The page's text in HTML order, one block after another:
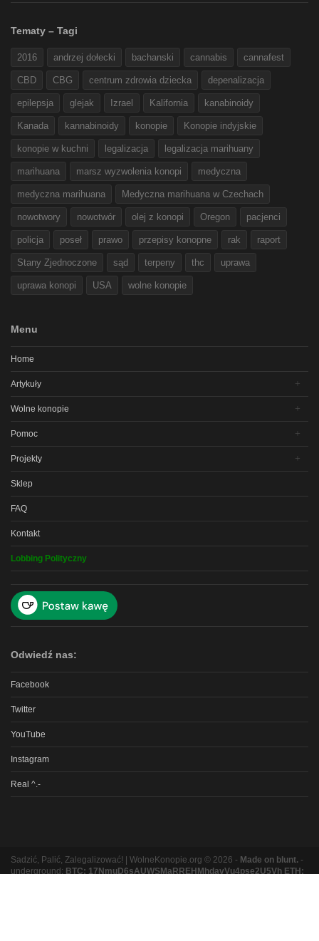
Tematy – Tagi
2016 andrzej dołecki bachanski cannabis cannafest
CBD CBG centrum zdrowia dziecka depenalizacja
epilepsja glejak Izrael Kalifornia kanabinoidy
Kanada kannabinoidy konopie Konopie indyjskie
konopie w kuchni legalizacja legalizacja marihuany
marihuana marsz wyzwolenia konopi medyczna
medyczna marihuana Medyczna marihuana w Czechach
nowotwory nowotwór olej z konopi Oregon pacjenci
policja poseł prawo przepisy konopne rak raport
Stany Zjednoczone sąd terpeny thc uprawa
uprawa konopi USA wolne konopie
Menu
Home
Artykuły
Wolne konopie
Pomoc
Projekty
Sklep
FAQ
Kontakt
Lobbing Polityczny
Odwiedź nas:
Facebook
Twitter
YouTube
Instagram
Real ^.-
Sadzić, Palić, Zalegalizować! | WolneKonopie.org © 2026 - Made on blunt. -
underground: BTC: 17NmuD6sAUWSMaRREHMhdavVu4pse2U5Vh ETH: